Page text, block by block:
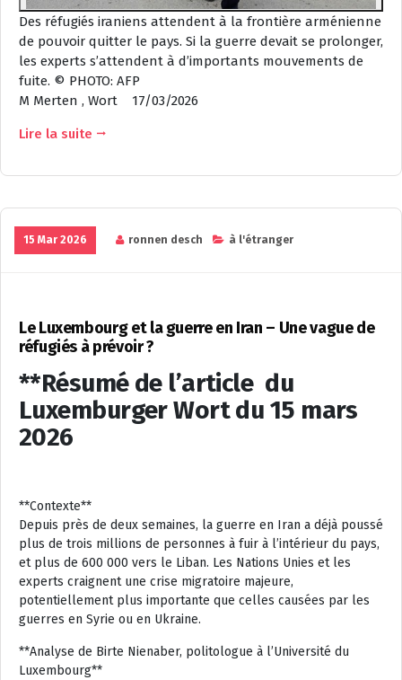
Des réfugiés iraniens attendent à la frontière arménienne
de pouvoir quitter le pays. Si la guerre devait se prolonger,
les experts s’attendent à d’importants mouvements de
fuite. © PHOTO: AFP
M Merten , Wort 17/03/2026
Lire la suite
15 Mar 2026 ronnen desch à l'étranger
Le Luxembourg et la guerre en Iran – Une vague de
réfugiés à prévoir ?
**Résumé de l’article du
Luxemburger Wort du 15 mars
2026
**Contexte**
Depuis près de deux semaines, la guerre en Iran a déjà poussé
plus de trois millions de personnes à fuir à l’intérieur du pays,
et plus de 600 000 vers le Liban. Les Nations Unies et les
experts craignent une crise migratoire majeure,
potentiellement plus importante que celles causées par les
guerres en Syrie ou en Ukraine.
**Analyse de Birte Nienaber, politologue à l’Université du
Luxembourg**